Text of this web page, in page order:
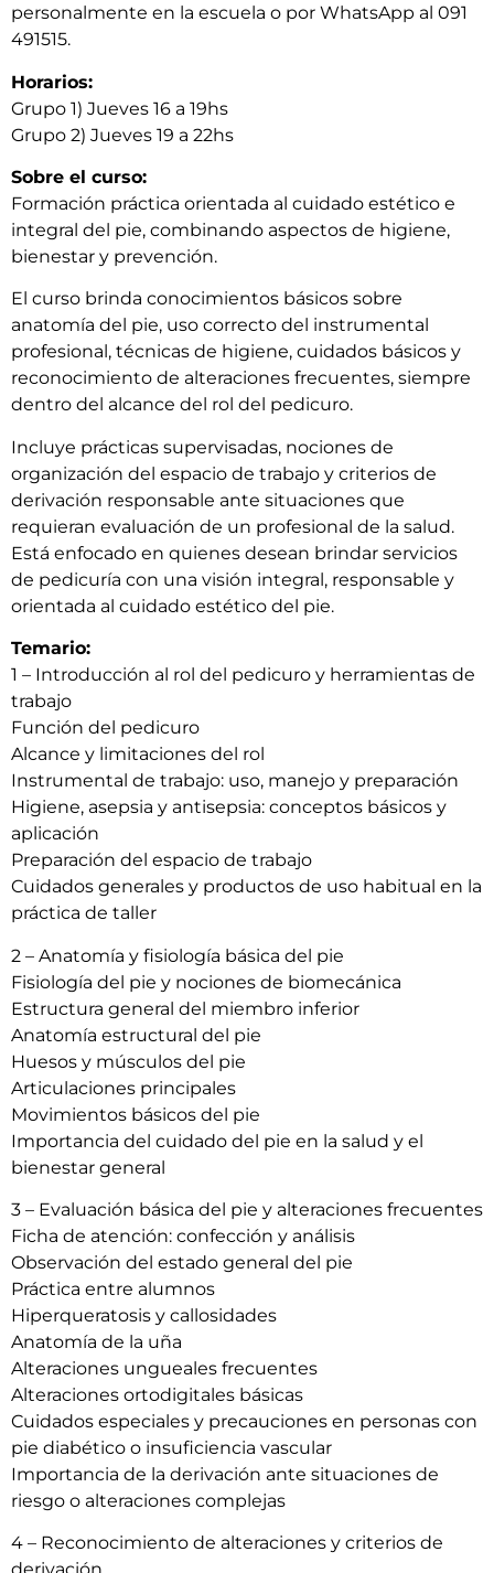
personalmente en la escuela o por WhatsApp al 091
491515.
Horarios:
Grupo 1) Jueves 16 a 19hs
Grupo 2) Jueves 19 a 22hs
Sobre el curso:
Formación práctica orientada al cuidado estético e
integral del pie, combinando aspectos de higiene,
bienestar y prevención.
El curso brinda conocimientos básicos sobre
anatomía del pie, uso correcto del instrumental
profesional, técnicas de higiene, cuidados básicos y
reconocimiento de alteraciones frecuentes, siempre
dentro del alcance del rol del pedicuro.
Incluye prácticas supervisadas, nociones de
organización del espacio de trabajo y criterios de
derivación responsable ante situaciones que
requieran evaluación de un profesional de la salud.
Está enfocado en quienes desean brindar servicios
de pedicuría con una visión integral, responsable y
orientada al cuidado estético del pie.
Temario:
1 – Introducción al rol del pedicuro y herramientas de
trabajo
Función del pedicuro
Alcance y limitaciones del rol
Instrumental de trabajo: uso, manejo y preparación
Higiene, asepsia y antisepsia: conceptos básicos y
aplicación
Preparación del espacio de trabajo
Cuidados generales y productos de uso habitual en la
práctica de taller
2 – Anatomía y fisiología básica del pie
Fisiología del pie y nociones de biomecánica
Estructura general del miembro inferior
Anatomía estructural del pie
Huesos y músculos del pie
Articulaciones principales
Movimientos básicos del pie
Importancia del cuidado del pie en la salud y el
bienestar general
3 – Evaluación básica del pie y alteraciones frecuentes
Ficha de atención: confección y análisis
Observación del estado general del pie
Práctica entre alumnos
Hiperqueratosis y callosidades
Anatomía de la uña
Alteraciones ungueales frecuentes
Alteraciones ortodigitales básicas
Cuidados especiales y precauciones en personas con
pie diabético o insuficiencia vascular
Importancia de la derivación ante situaciones de
riesgo o alteraciones complejas
4 – Reconocimiento de alteraciones y criterios de